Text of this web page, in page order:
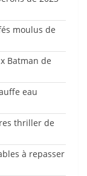
moulus de
Batman de
eau
thriller de
à repasser